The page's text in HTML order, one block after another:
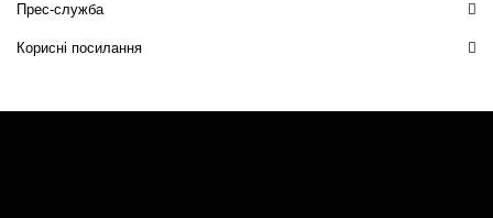
Прес-служба
Корисні посилання